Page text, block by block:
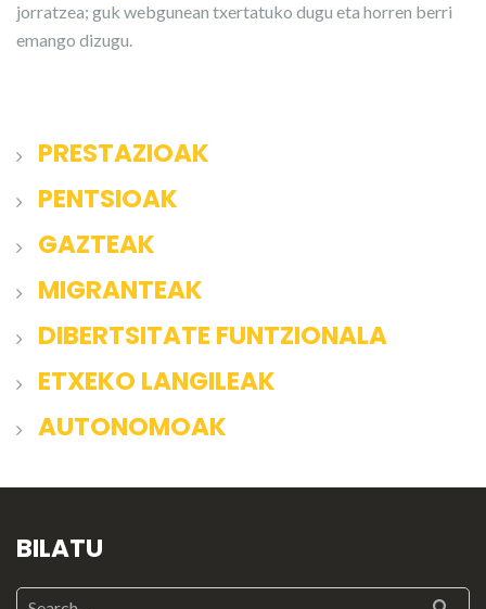
jorratzea; guk webgunean txertatuko dugu eta horren berri
emango dizugu.
PRESTAZIOAK
PENTSIOAK
GAZTEAK
MIGRANTEAK
DIBERTSITATE FUNTZIONALA
ETXEKO LANGILEAK
AUTONOMOAK
BILATU